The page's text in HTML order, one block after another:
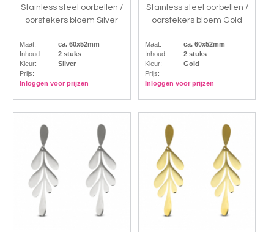
Stainless steel oorbellen /
oorstekers bloem Silver
Maat:
ca. 60x52mm
Inhoud:
2 stuks
Kleur:
Silver
Prijs:
Inloggen voor prijzen
Stainless steel oorbellen /
oorstekers bloem Gold
Maat:
ca. 60x52mm
Inhoud:
2 stuks
Kleur:
Gold
Prijs:
Inloggen voor prijzen